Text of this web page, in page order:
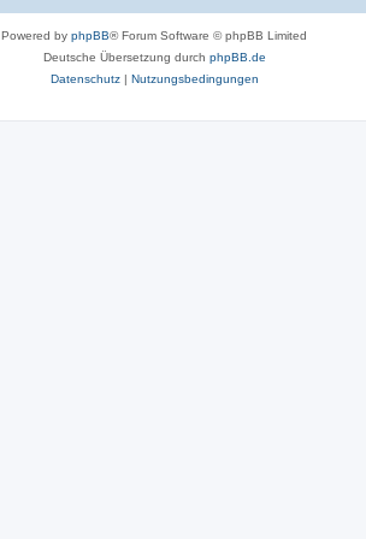
Powered by phpBB® Forum Software © phpBB Limited
Deutsche Übersetzung durch phpBB.de
Datenschutz| Nutzungsbedingungen